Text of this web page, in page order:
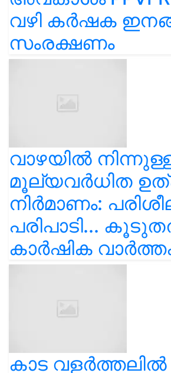
വഴി കർഷക
സംരക്ഷണം
വാഴയിൽ
മൂല്യവർധിത
നിർമാണം:
പരിപാടി...
കാർഷിക
കാട